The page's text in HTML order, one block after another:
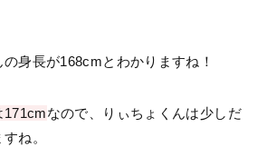
身長が168cmとわかりますね！
171cmなので、りぃちょくんは少しだ
ね。